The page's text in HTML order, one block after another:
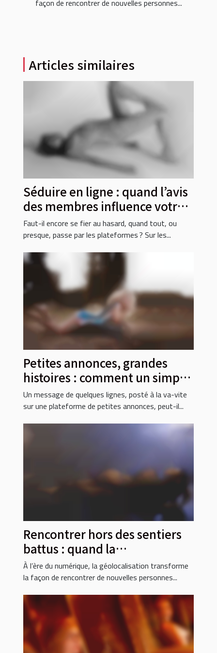
façon de rencontrer de nouvelles personnes...
Articles similaires
Séduire en ligne : quand l’avis
des membres influence votre
prochaine rencontre
Faut-il encore se fier au hasard, quand tout, ou
presque, passe par les plateformes ? Sur les...
Petites annonces, grandes
histoires : comment un simple
message bouleverse une vie
Un message de quelques lignes, posté à la va-vite
sur une plateforme de petites annonces, peut-il...
Rencontrer hors des sentiers
battus : quand la
géolocalisation sort du virtuel
À l’ère du numérique, la géolocalisation transforme
la façon de rencontrer de nouvelles personnes...